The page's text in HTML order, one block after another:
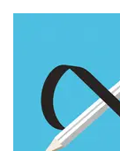
Ga